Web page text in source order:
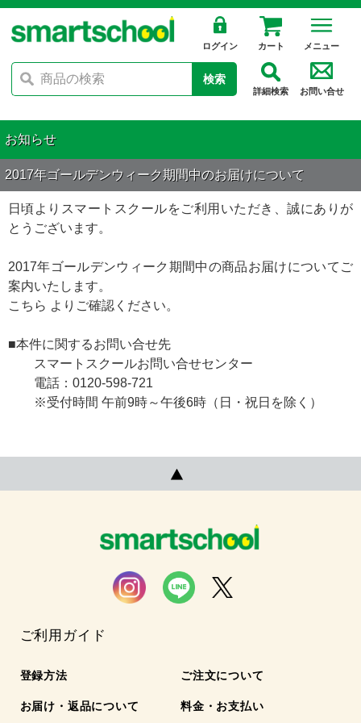
ログイン カート メニュー
検索
詳細検索 お問い合せ
お知らせ
2017年ゴールデンウィーク期間中のお届けについて
日頃よりスマートスクールをご利用いただき、誠にありが
とうございます。
2017年ゴールデンウィーク期間中の商品お届けについてご
案内いたします。
こちら よりご確認ください。
■本件に関するお問い合せ先
スマートスクールお問い合せセンター
電話：0120-598-721
※受付時間 午前9時～午後6時（日・祝日を除く）
ご利用ガイド
登録方法 ご注文について
お届け・返品について 料金・お支払い